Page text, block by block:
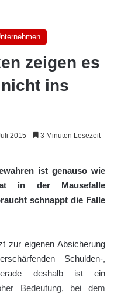
zeigen es
ins
2015 3 Minuten Lesezeit
ist genauso wie
in der Mausefalle
schnappt die Falle
zur eigenen Absicherung
Schulden-,
deshalb ist ein
Bedeutung, bei dem